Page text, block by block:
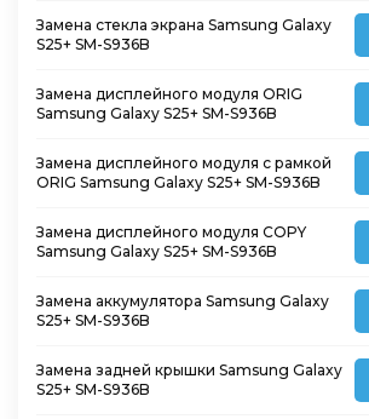
Замена стекла экрана Samsung Galaxy
S25+ SM-S936B
Замена дисплейного модуля ORIG
Samsung Galaxy S25+ SM-S936B
Замена дисплейного модуля с рамкой
ORIG Samsung Galaxy S25+ SM-S936B
Замена дисплейного модуля COPY
Samsung Galaxy S25+ SM-S936B
Замена аккумулятора Samsung Galaxy
S25+ SM-S936B
Замена задней крышки Samsung Galaxy
S25+ SM-S936B